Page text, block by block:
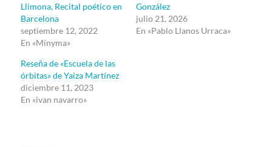
Llimona, Recital poético en
Barcelona
septiembre 12, 2022
En «Mínyma»
González
julio 21, 2026
En «Pablo Llanos Urraca»
Reseña de «Escuela de las
órbitas» de Yaiza Martínez
diciembre 11, 2023
En «ivan navarro»